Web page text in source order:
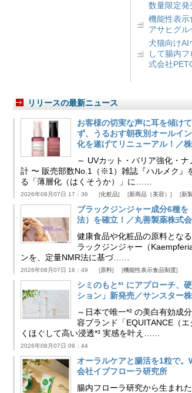
数量限定発
機能性表示
アサヒグ
犬猫向けAI
して腸内
式会社
リリースの最新ニュース
お客様の切実な声に耳を傾け
ず、うるおす朝夜別オールイ
化を遂げてリニューアル！／
～ UVカット・バリア強化・
計 〜 販売部数No.1（※1）雑誌『ハルメク』
る「薄層化（はくそうか）」に……
2026年08月07日 17：36 化粧品 新商品（美容） 新
ブラックジンジャー成分6種
法）を確立！／丸善製薬株式
健康食品や化粧品の原料とな
ラックジンジャー（
ンを、定量NMR法に基づ……
2026年08月07日 16：49 原料 機能性表示食品制度
シミのもと*¹ にアプローチ、
ション」新発売／サンスター
～日本で唯一*² の美白有効成
容ブランド「EQUITANCE（
くほぐして高い浸透*³ 実感を叶え……
2026年08月07日 09：44
オーラルケアと腸活を1粒で
会社イブフローラ研究所
腸内フローラ研究から生まれ